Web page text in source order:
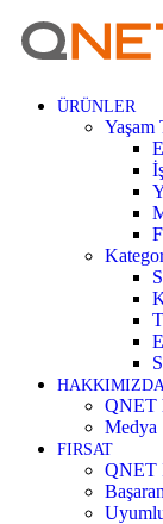
ÜRÜNLER
Yaşam
HAKKIMIZDA
QNET
Medya
FIRSAT
QNET